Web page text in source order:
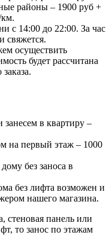
районы – 1900 руб +
с 14:00 до 22:00. За час
свяжется.
осуществить
будет рассчитана
в квартиру –
на первый этаж – 1000
без заноса в
без лифта возможен и
нашего магазина.
стеновая панель или
то занос по этажам